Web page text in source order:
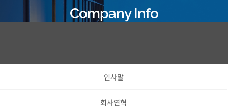
Company Info
인사말
회사연혁